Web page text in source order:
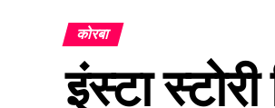
कोरबा
इंस्टा